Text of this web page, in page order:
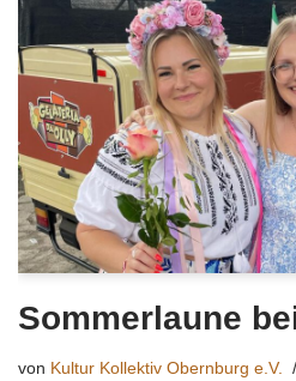
Sommerlaune
von Kultur Kollektiv Obernburg e.V.